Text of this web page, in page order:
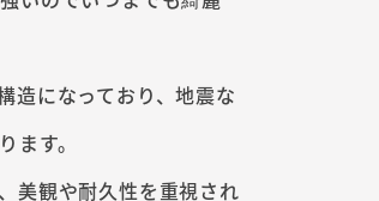
造になっており、地震な
ます。
美観や耐久性を重視され